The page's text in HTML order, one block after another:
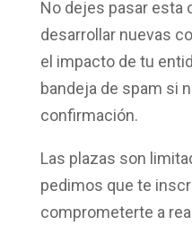
No dejes pasar esta
desarrollar nuevas
el impacto de tu
bandeja de spam si
confirmación.
Las plazas son
pedimos que te
comprometerte a